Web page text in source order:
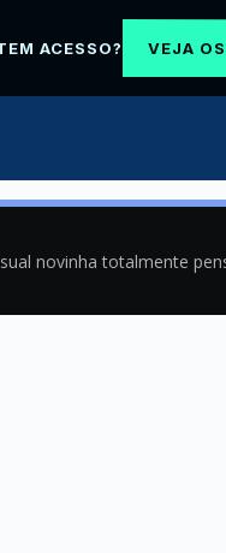
ACESSO? VEJA
novinha totalmente